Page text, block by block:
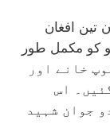
تین افغان
کو مکمل طور
ٹینک، توپ خانے اور
اس
جوان شہید